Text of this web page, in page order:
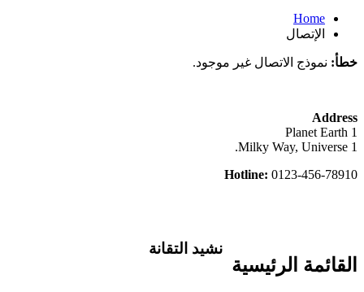
Home
الإتصال
خطأ: نموذج الاتصال غير موجود.
Address
1 Planet Earth
Milky Way, Universe 1.
Hotline: 0123-456-78910
القائمة الرئيسية
نشيد التقانة